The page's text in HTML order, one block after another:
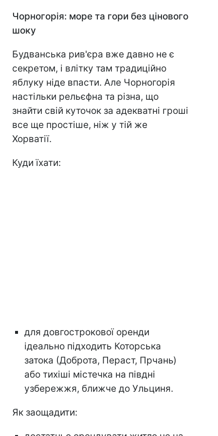
Чорногорія: море та гори без цінового
шоку
Будванська рив'єра вже давно не є
секретом, і влітку там традиційно
яблуку ніде впасти. Але Чорногорія
настільки рельєфна та різна, що
знайти свій куточок за адекватні гроші
все ще простіше, ніж у тій же
Хорватії.
Куди їхати:
для довгострокової оренди
ідеально підходить Которська
затока (Доброта, Пераст, Прчань)
або тихіші містечка на півдні
узбережжя, ближче до Ульциня.
Як заощадити: